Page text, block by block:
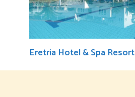
Eretria Hotel & Spa Resort